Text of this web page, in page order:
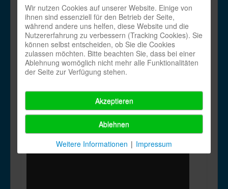
De:
Tell Me Twice_de.pdf
Name:
Dienstag, 30. November -0001 00:00
Created:
Dienstag, 30. November -0001 00:00
Wir nutzen Cookies auf unserer Website. Einige von
ihnen sind essenziell für den Betrieb der Seite,
während andere uns helfen, diese Website und die
Nutzererfahrung zu verbessern (Tracking Cookies). Sie
können selbst entscheiden, ob Sie die Cookies
zulassen möchten. Bitte beachten Sie, dass bei einer
Ablehnung womöglich nicht mehr alle Funktionalitäten
der Seite zur Verfügung stehen.
Akzeptieren
Ablehnen
Weitere Informationen | Impressum